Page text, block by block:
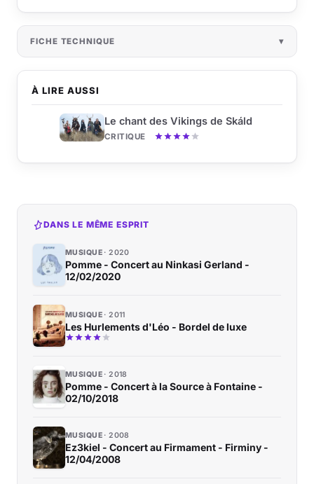
À LIRE AUSSI
Le chant des Vikings de Skáld
CRITIQUE
FICHE TECHNIQUE
DANS LE MÊME ESPRIT
MUSIQUE 2020
Pomme - Concert au Ninkasi Gerland -
12/02/2020
MUSIQUE 2011
Les Hurlements d'Léo - Bordel de luxe
MUSIQUE 2018
Pomme - Concert à la Source à Fontaine -
02/10/2018
MUSIQUE 2008
Ez3kiel - Concert au Firmament - Firminy -
12/04/2008